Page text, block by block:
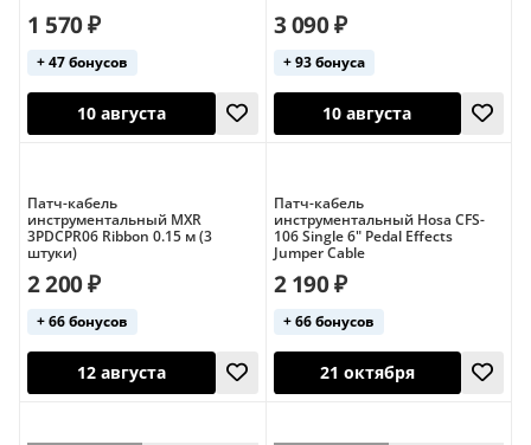
10 августа
1 570 ₽
+ 47 бонусов
10 августа
3 090 ₽
+ 93 бонуса
10 августа
Патч-кабель
инструментальный MXR
3PDCPR06 Ribbon 0.15 м (3
штуки)
2 200 ₽
+ 66 бонусов
Патч-кабель
инструментальный Hosa CFS-
106 Single 6" Pedal Effects
Jumper Cable
2 190 ₽
+ 66 бонусов